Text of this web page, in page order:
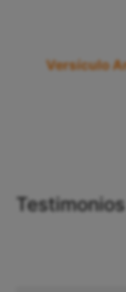
Versículo